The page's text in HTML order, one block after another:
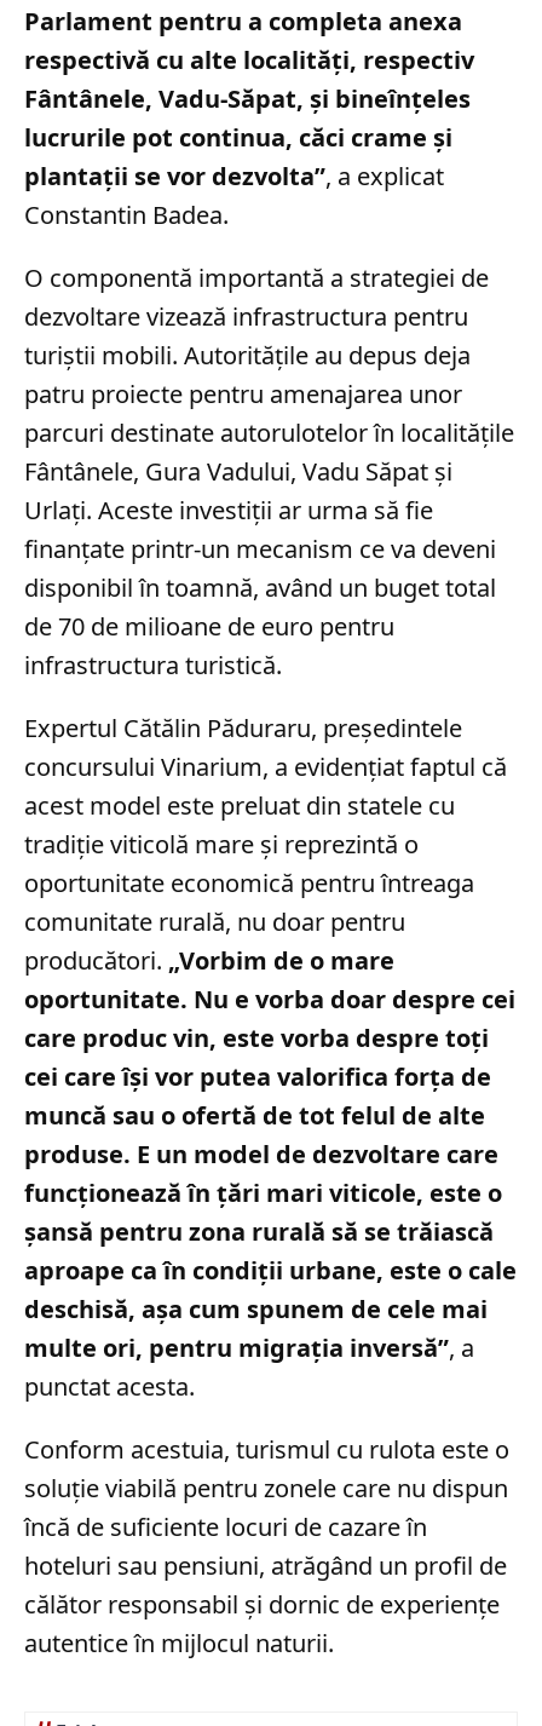
Parlament pentru a completa anexa
respectivă cu alte localităţi, respectiv
Fântânele, Vadu-Săpat, şi bineînţeles
lucrurile pot continua, căci crame şi
plantaţii se vor dezvolta”, a explicat
Constantin Badea.
O componentă importantă a strategiei de
dezvoltare vizează infrastructura pentru
turiștii mobili. Autoritățile au depus deja
patru proiecte pentru amenajarea unor
parcuri destinate autorulotelor în localitățile
Fântânele, Gura Vadului, Vadu Săpat și
Urlați. Aceste investiții ar urma să fie
finanțate printr-un mecanism ce va deveni
disponibil în toamnă, având un buget total
de 70 de milioane de euro pentru
infrastructura turistică.
Expertul Cătălin Păduraru, președintele
concursului Vinarium, a evidențiat faptul că
acest model este preluat din statele cu
tradiție viticolă mare și reprezintă o
oportunitate economică pentru întreaga
comunitate rurală, nu doar pentru
producători. „Vorbim de o mare
oportunitate. Nu e vorba doar despre cei
care produc vin, este vorba despre toţi
cei care îşi vor putea valorifica forţa de
muncă sau o ofertă de tot felul de alte
produse. E un model de dezvoltare care
funcţionează în ţări mari viticole, este o
şansă pentru zona rurală să se trăiască
aproape ca în condiţii urbane, este o cale
deschisă, aşa cum spunem de cele mai
multe ori, pentru migraţia inversă”, a
punctat acesta.
Conform acestuia, turismul cu rulota este o
soluție viabilă pentru zonele care nu dispun
încă de suficiente locuri de cazare în
hoteluri sau pensiuni, atrăgând un profil de
călător responsabil și dornic de experiențe
autentice în mijlocul naturii.